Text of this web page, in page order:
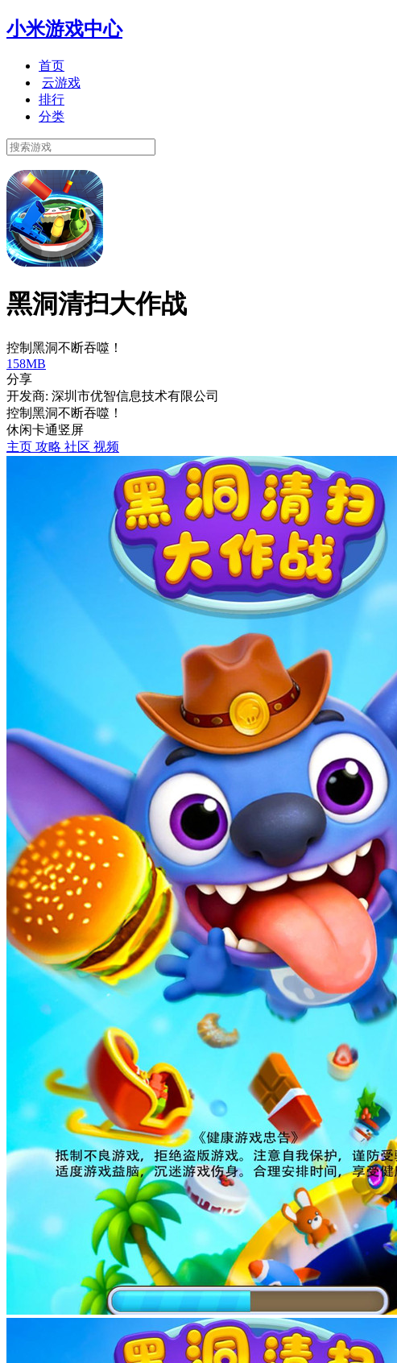
小米游戏中心
首页
云游戏
排行
分类
黑洞清扫大作战
控制黑洞不断吞噬！
158MB
分享
开发商: 深圳市优智信息技术有限公司
控制黑洞不断吞噬！
休闲卡通竖屏
主页 攻略 社区 视频